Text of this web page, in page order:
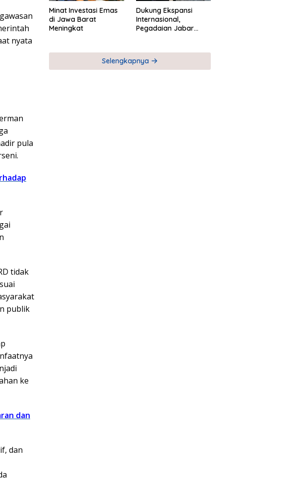
nyata
pula
tidak
publik
ke
dan
dan
Minat Investasi Emas
di Jawa Barat
Meningkat
Dukung Ekspansi
Internasional,
Pegadaian Jabar
Pegadaian Timor
Leste
Selengkapnya